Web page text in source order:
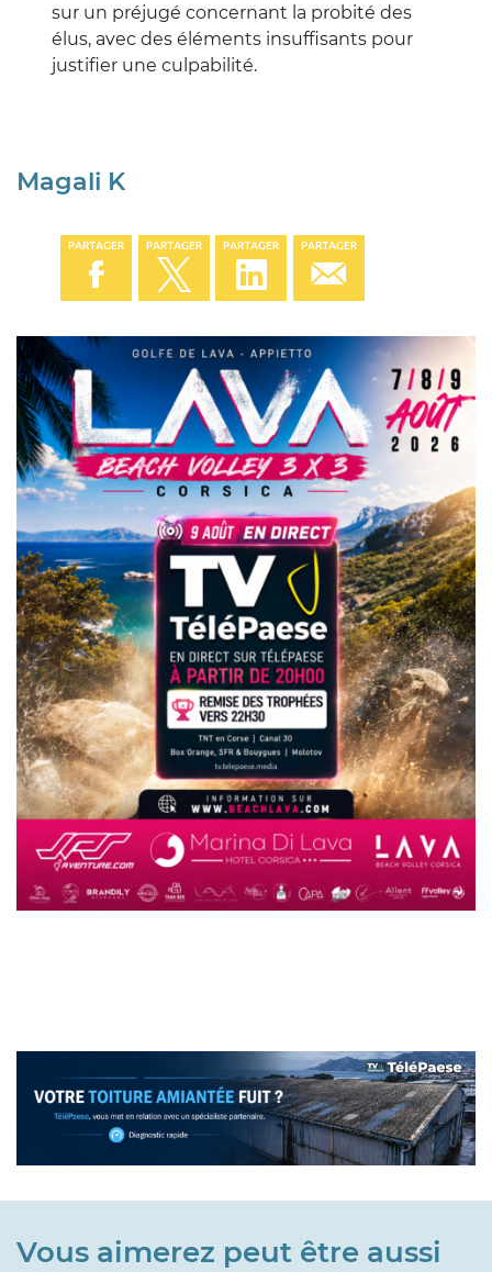
sur un préjugé concernant la probité des
élus, avec des éléments insuffisants pour
justifier une culpabilité.
Magali K
Vous aimerez peut être aussi